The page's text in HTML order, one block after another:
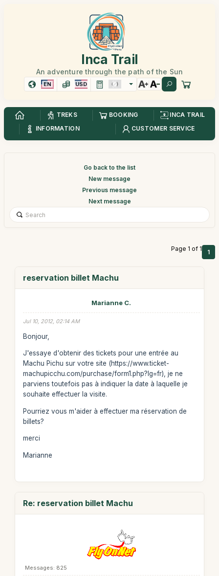
Inca Trail
An adventure through the path of the Sun
EN USD
TREKS BOOKING
INCA TRAIL
INFORMATION
CUSTOMER SERVICE
Go back to the list
New message
Previous message
Next message
Page 1 of 1 1
reservation billet Machu
Marianne C.
Jul 10, 2012, 02:14 AM
Bonjour,
J'essaye d'obtenir des tickets pour une entrée au
Machu Pichu sur votre site (https://www.ticket-
machupicchu.com/purchase/form1.php?lg=fr), je ne
parviens toutefois pas à indiquer la date à laquelle je
souhaite effectuer la visite.
Pourriez vous m'aider à effectuer ma réservation de
billets?
merci
Marianne
Re: reservation billet Machu
Messages: 825